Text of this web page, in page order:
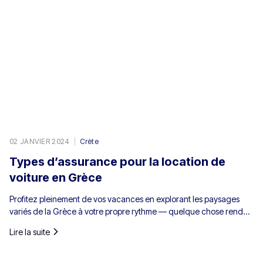
02 JANVIER 2024 Crète
Types d’assurance pour la location de
voiture en Grèce
Profitez pleinement de vos vacances en explorant les paysages
variés de la Grèce à votre propre rythme — quelque chose rendu
comprendre qu’en Grèce, l’assurance automobile n’est pas
Lire la suite